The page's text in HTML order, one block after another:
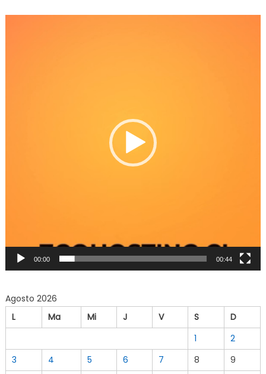
00:00 00:44
Agosto 2026
L
Ma Mi J V S
D
1
2
3
4 5 6 7 8
9